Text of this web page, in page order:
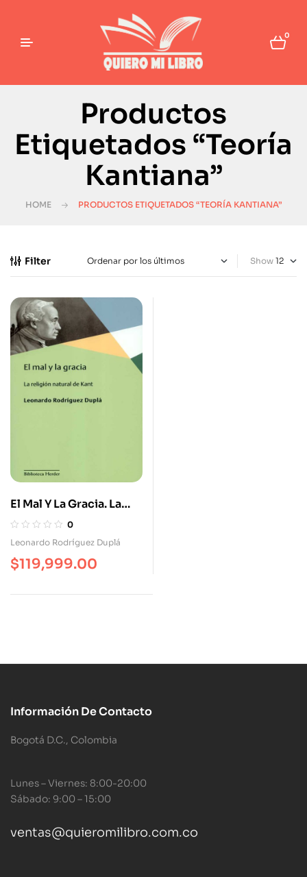
0
Productos
Etiquetados “Teoría
Kantiana”
HOME PRODUCTOS ETIQUETADOS “TEORÍA KANTIANA”
Filter Show
El Mal Y La Gracia. La
Religión Natural De
Kant
0
Leonardo Rodríguez Duplá
$119,999.00
Información De Contacto
Bogotá D.C., Colombia
Lunes – Viernes: 8:00-20:00
Sábado: 9:00 – 15:00
ventas@quieromilibro.com.co